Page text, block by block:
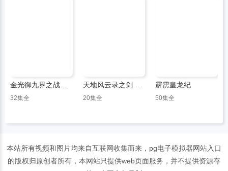
32集全 20集全
霹雳皇龙纪
50集全
本站所有视频和图片均来自互联网收集而来，pg电子模拟器网站入口
的版权归原创者所有，本网站只提供web页面服务，并不提供资源存